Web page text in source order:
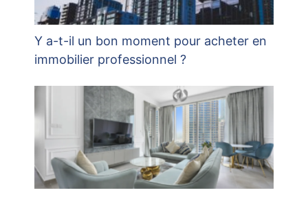
Y a-t-il un bon moment pour acheter en
immobilier professionnel ?